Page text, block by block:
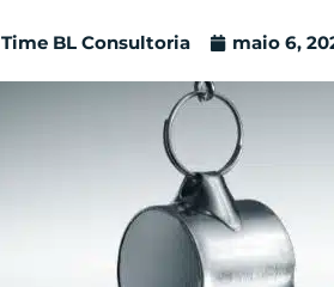
Time BL Consultoria maio 6,